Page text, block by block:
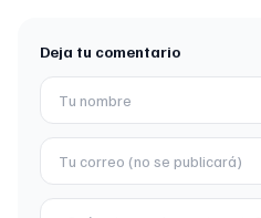
Deja tu comentario